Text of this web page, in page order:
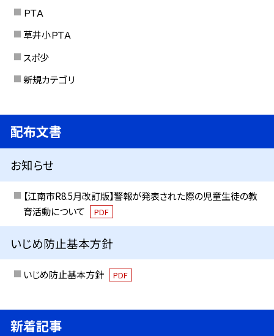
ＰＴＡ
草井小ＰＴＡ
スポ少
新規カテゴリ
配布文書
お知らせ
【江南市R8.5月改訂版】警報が発表された際の児童生徒の教
育活動について
PDF
いじめ防止基本方針
いじめ防止基本方針 PDF
新着記事